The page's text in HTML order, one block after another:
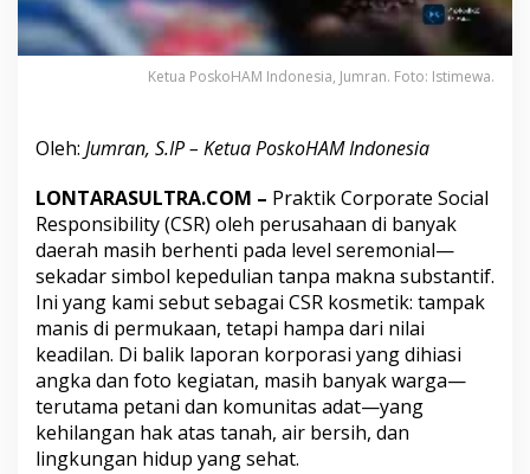
f
o
r
m
i
R
g
u
l
a
s
i
n
y
a
S
e
k
a
Ketua PoskoHAM Indonesia, Jumran. Foto: Istimewa.
Oleh: Jumran, S.IP – Ketua PoskoHAM Indonesia
LONTARASULTRA.COM – Praktik Corporate Social
Responsibility (CSR) oleh perusahaan di banyak
daerah masih berhenti pada level seremonial—
sekadar simbol kepedulian tanpa makna substantif.
Ini yang kami sebut sebagai CSR kosmetik: tampak
manis di permukaan, tetapi hampa dari nilai
keadilan. Di balik laporan korporasi yang dihiasi
angka dan foto kegiatan, masih banyak warga—
terutama petani dan komunitas adat—yang
kehilangan hak atas tanah, air bersih, dan
lingkungan hidup yang sehat.